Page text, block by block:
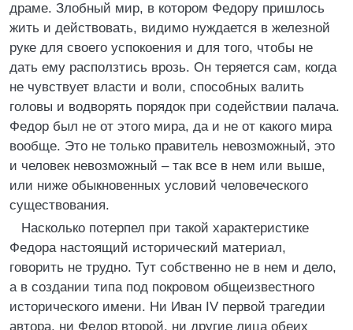
драме. Злобный мир, в котором Федору пришлось
жить и действовать, видимо нуждается в железной
руке для своего успокоения и для того, чтобы не
дать ему расползтись врозь. Он теряется сам, когда
не чувствует власти и воли, способных валить
головы и водворять порядок при содействии палача.
Федор был не от этого мира, да и не от какого мира
вообще. Это не только правитель невозможный, это
и человек невозможный – так все в нем или выше,
или ниже обыкновенных условий человеческого
существования.
Насколько потерпел при такой характеристике
Федора настоящий исторический материал,
говорить не трудно. Тут собственно не в нем и дело,
а в создании типа под покровом общеизвестного
исторического имени. Ни Иван IV первой трагедии
автора, ни Федор второй, ни другие лица обеих